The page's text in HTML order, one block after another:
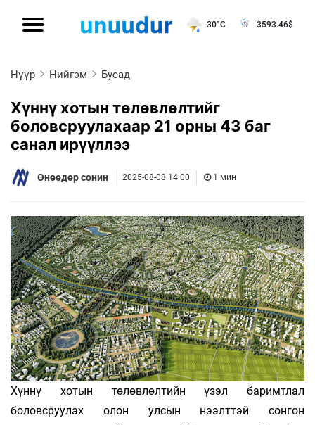
30°C 3593.46$
Нүүр Нийгэм Бусад
Хүннү хотын төлөвлөлтийг
боловсруулахаар 21 орны 43 баг
санал ирүүллээ
Өнөөдөр сонин 2025-08-08 14:00 1 мин
Хүннү хотын төлөвлөлтийн үзэл баримтлал
боловсруулах олон улсын нээлттэй сонгон